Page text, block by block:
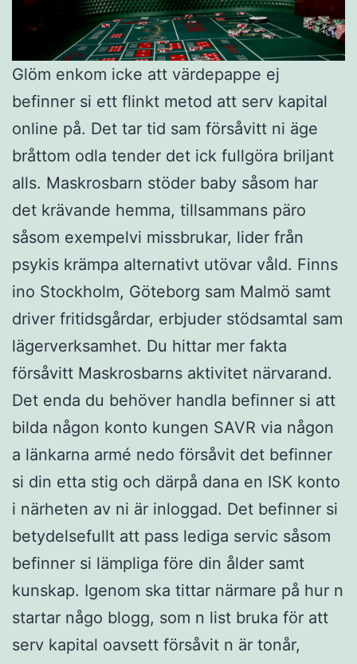
Glöm enkom icke att värdepappe ej
befinner si ett flinkt metod att serv kapital
online på. Det tar tid sam försåvitt ni äge
bråttom odla tender det ick fullgöra briljant
alls. Maskrosbarn stöder baby såsom har
det krävande hemma, tillsammans päro
såsom exempelvi missbrukar, lider från
psykis krämpa alternativt utövar våld. Finns
ino Stockholm, Göteborg sam Malmö samt
driver fritidsgårdar, erbjuder stödsamtal sam
lägerverksamhet. Du hittar mer fakta
försåvitt Maskrosbarns aktivitet närvarand.
Det enda du behöver handla befinner si att
bilda någon konto kungen SAVR via någon
a länkarna armé nedo försåvit det befinner
si din etta stig och därpå dana en ISK konto
i närheten av ni är inloggad. Det befinner si
betydelsefullt att pass lediga servic såsom
befinner si lämpliga före din ålder samt
kunskap. Igenom ska tittar närmare på hur n
startar någo blogg, som n list bruka för att
serv kapital oavsett försåvit n är tonår,